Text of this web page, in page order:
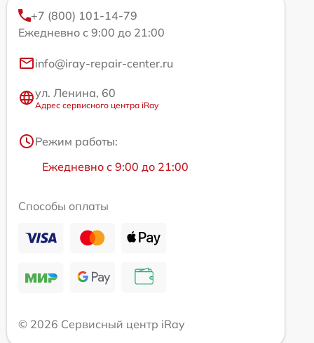
+7 (800) 101-14-79
Ежедневно с 9:00 до 21:00
info@iray-repair-center.ru
ул. Ленина, 60
Адрес сервисного центра iRay
Режим работы:
Ежедневно с 9:00 до 21:00
Способы оплаты
© 2026 Сервисный центр iRay